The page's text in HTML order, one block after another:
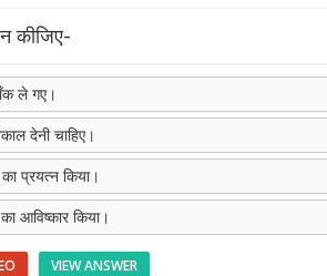
कीजिए-
ले गए।
देनी चाहिए।
प्रयत्न किया।
आविष्कार किया।
VIEW ANSWER